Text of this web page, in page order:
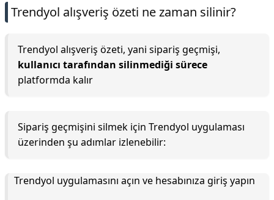
Trendyol alışveriş özeti ne zaman silinir?
Trendyol alışveriş özeti, yani sipariş geçmişi,
kullanıcı tarafından silinmediği sürece
platformda kalır
Sipariş geçmişini silmek için Trendyol uygulaması
üzerinden şu adımlar izlenebilir:
Trendyol uygulamasını açın ve hesabınıza giriş yapın